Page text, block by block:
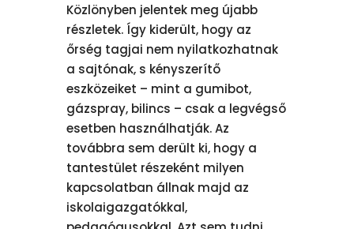
Közlönyben jelentek meg újabb
részletek. Így kiderült, hogy az
őrség tagjai nem nyilatkozhatnak
a sajtónak, s kényszerítő
eszközeiket – mint a gumibot,
gázspray, bilincs – csak a legvégső
esetben használhatják. Az
továbbra sem derült ki, hogy a
tantestület részeként milyen
kapcsolatban állnak majd az
iskolaigazgatókkal,